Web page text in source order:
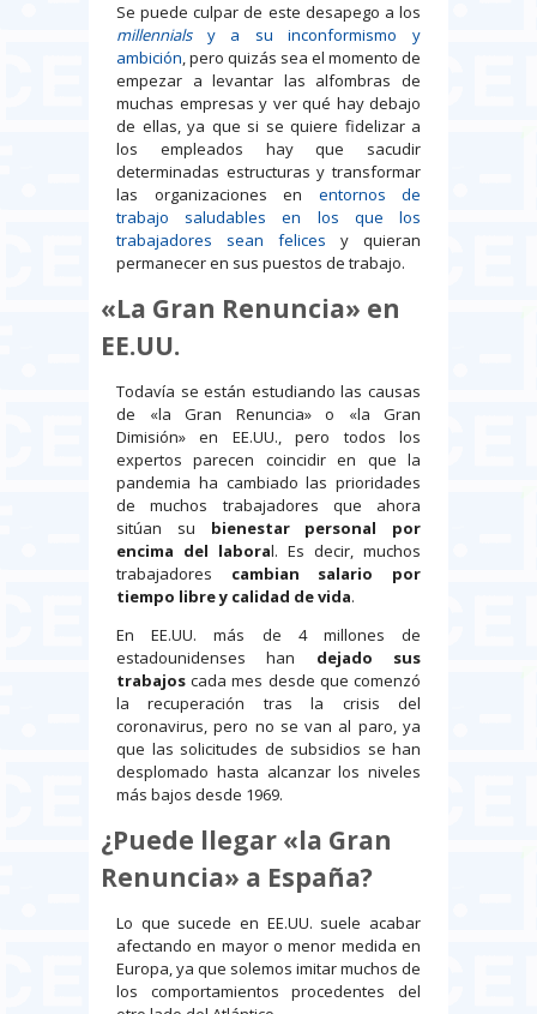
Se puede culpar de este desapego a los
millennialsy a su inconformismo y
ambición, pero quizás sea el momento de
empezar a levantar las alfombras de
muchas empresas y ver qué hay debajo
de ellas, ya que si se quiere fidelizar a
los empleados hay que sacudir
determinadas estructuras y transformar
las organizaciones en entornos de
trabajo saludables en los que los
trabajadores sean felices y quieran
permanecer en sus puestos de trabajo.
«La Gran Renuncia» en
EE.UU.
Todavía se están estudiando las causas
de «la Gran Renuncia» o «la Gran
Dimisión» en EE.UU., pero todos los
expertos parecen coincidir en que la
pandemia ha cambiado las prioridades
de muchos trabajadores que ahora
sitúan su bienestar personal por
encima del laboral. Es decir, muchos
trabajadores cambian salario por
tiempo libre y calidad de vida.
En EE.UU. más de 4 millones de
estadounidenses han dejado sus
trabajos cada mes desde que comenzó
la recuperación tras la crisis del
coronavirus, pero no se van al paro, ya
que las solicitudes de subsidios se han
desplomado hasta alcanzar los niveles
más bajos desde 1969.
¿Puede llegar «la Gran
Renuncia» a España?
Lo que sucede en EE.UU. suele acabar
afectando en mayor o menor medida en
Europa, ya que solemos imitar muchos de
los comportamientos procedentes del